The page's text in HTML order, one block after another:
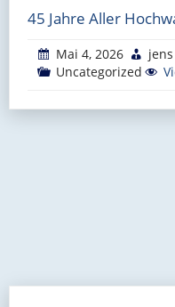
45 Jahre Aller
Mai 4, 2026
jens
Uncategorized